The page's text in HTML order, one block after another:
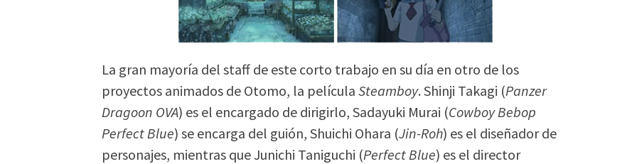
La gran mayoría del staff de este corto trabajo en su día en otro de los
proyectos animados de Otomo, la películaSteamboy. Shinji Takagi (Panzer
Dragoon OVA) es el encargado de dirigirlo, Sadayuki Murai (Cowboy Bebop
Perfect Blue) se encarga del guión, Shuichi Ohara (Jin-Roh) es el diseñador de
personajes, mientras que Junichi Taniguchi (Perfect Blue) es el director